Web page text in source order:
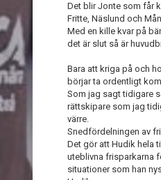
Det blir Jonte som får
Fritte, Näslund och
Med en kille kvar på
det är slut så är
Bara att kriga på och
börjar ta ordentligt
Som jag sagt tidigare
rättskipare som jag
värre.
Snedfördelningen av
Det gör att Hudik hela
uteblivna frisparkarna
situationer som han